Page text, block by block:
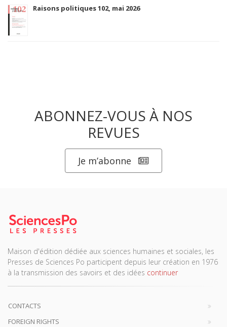
Raisons politiques 102, mai 2026
ABONNEZ-VOUS À NOS
REVUES
Je m’abonne
Maison d'édition dédiée aux sciences humaines et sociales, les
Presses de Sciences Po participent depuis leur création en 1976
à la transmission des savoirs et des idées continuer
CONTACTS
FOREIGN RIGHTS